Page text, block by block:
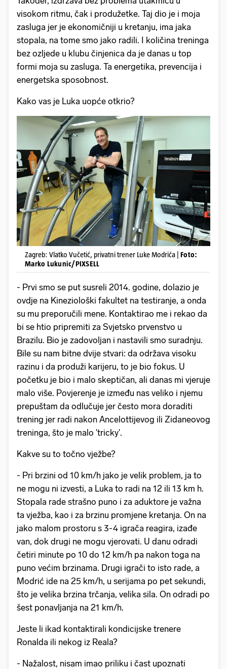
visokom ritmu, čak i produžetke. Taj dio je i moja
zasluga jer je ekonomičniji u kretanju, ima jaka
stopala, na tome smo jako radili. I količina treninga
bez ozljede u klubu činjenica da je danas u top
formi moja su zasluga. Ta energetika, prevencija i
energetska sposobnost.
Kako vas je Luka uopće otkrio?
Zagreb: Vlatko Vučetić, privatni trener Luke Modrića | Foto:
Marko Lukunic/PIXSELL
- Prvi smo se put susreli 2014. godine, dolazio je
ovdje na Kineziološki fakultet na testiranje, a onda
su mu preporučili mene. Kontaktirao me i rekao da
bi se htio pripremiti za Svjetsko prvenstvo u
Brazilu. Bio je zadovoljan i nastavili smo suradnju.
Bile su nam bitne dvije stvari: da održava visoku
razinu i da produži karijeru, to je bio fokus. U
početku je bio i malo skeptičan, ali danas mi vjeruje
malo više. Povjerenje je između nas veliko i njemu
prepuštam da odlučuje jer često mora doraditi
trening jer radi nakon Ancelottijevog ili Zidaneovog
treninga, što je malo 'tricky'.
Kakve su to točno vježbe?
- Pri brzini od 10 km/h jako je velik problem, ja to
ne mogu ni izvesti, a Luka to radi na 12 ili 13 km h.
Stopala rade strašno puno i za aduktore je važna
ta vježba, kao i za brzinu promjene kretanja. On na
jako malom prostoru s 3-4 igrača reagira, izađe
van, dok drugi ne mogu vjerovati. U danu odradi
četiri minute po 10 do 12 km/h pa nakon toga na
puno većim brzinama. Drugi igrači to isto rade, a
Modrić ide na 25 km/h, u serijama po pet sekundi,
što je velika brzina trčanja, velika sila. On odradi po
šest ponavljanja na 21 km/h.
Jeste li ikad kontaktirali kondicijske trenere
Ronalda ili nekog iz Reala?
- Nažalost, nisam imao priliku i čast upoznati